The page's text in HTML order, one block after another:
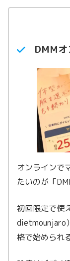
DMMオ
オンラインで
たいのが「
初回限定で使
dietmounjaro
格で始められ